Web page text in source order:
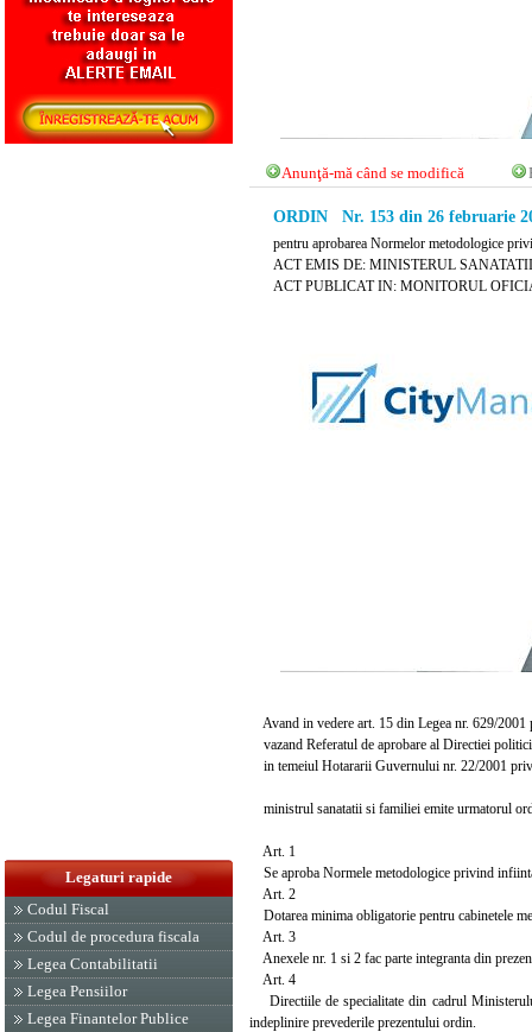
Legaturi rapide
Codul Fiscal
Codul de procedura fiscala
Legea Contabilitatii
Legea Pensiilor
Legea Finantelor Publice
Anunţă-mă când se modifică
ORDIN Nr. 153 din 26 februarie
pentru aprobarea Normelor metodologice
ACT EMIS DE: MINISTERUL
ACT PUBLICAT IN: MONITORUL
Avand in vedere art. 15 din Legea nr. 629/2001
vazand Referatul de aprobare al Directiei
in temeiul Hotararii Guvernului nr. 22/2001
ministrul sanatatii si familiei emite urmatorul
Art. 1
Se aproba Normele metodologice privind
Art. 2
Dotarea minima obligatorie pentru cabinetele
Art. 3
Anexele nr. 1 si 2 fac parte integranta din
Art. 4
Directiile de specialitate din cadrul
indeplinire prevederile prezentului ordin.